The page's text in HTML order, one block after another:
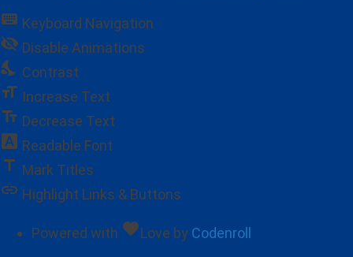
keyboard Keyboard Navigation
visibility_off Disable Animations
nights_stay Contrast
format_size Increase Text
text_fields Decrease Text
font_download Readable Font
title Mark Titles
link Highlight Links & Buttons
Powered with favoriteLove by Codenroll